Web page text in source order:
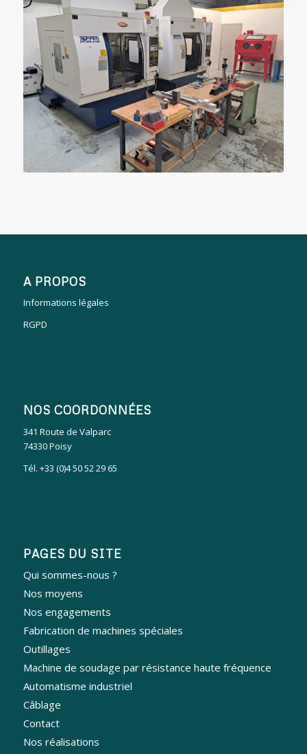
A PROPOS
Informations légales
RGPD
NOS COORDONNÉES
341 Route de Valparc
74330 Poisy
Tél. +33 (0)4 50 52 29 65
PAGES DU SITE
Qui sommes-nous ?
Nos moyens
Nos engagements
Fabrication de machines spéciales
Outillages
Machine de soudage par résistance haute fréquence
Automatisme industriel
Câblage
Contact
Nos réalisations